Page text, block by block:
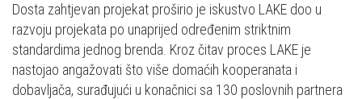
Dosta zahtjevan projekat proširio je iskustvo LAKE doo u
razvoju projekata po unaprijed određenim striktnim
standardima jednog brenda. Kroz čitav proces LAKE je
nastojao angažovati što više domaćih kooperanata i
dobavljača, surađujući u konačnici sa 130 poslovnih partnera